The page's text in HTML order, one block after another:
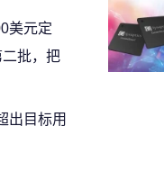
美元定
批，把
出目标用